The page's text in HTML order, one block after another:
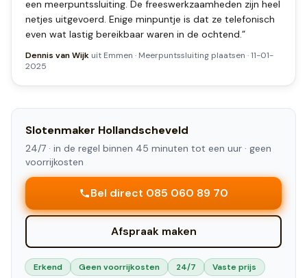
een meerpuntssluiting. De freeswerkzaamheden zijn heel
netjes uitgevoerd. Enige minpuntje is dat ze telefonisch
even wat lastig bereikbaar waren in de ochtend.”
Dennis van Wijk uit Emmen · Meerpuntssluiting plaatsen ·11-01-
2025
Slotenmaker Hollandscheveld
24/7 · in de regel binnen 45 minuten tot een uur · geen
voorrijkosten
Bel direct 085 060 89 70
Afspraak maken
Erkend Geen voorrijkosten 24/7 Vaste prijs